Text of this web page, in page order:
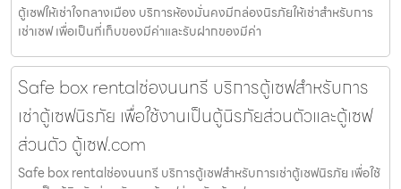
ตู้เซฟให้เช่าใจกลางเมือง บริการห้องมั่นคงมีกล่องนิรภัยให้เช่าสำหรับการ
เช่าเซฟ เพื่อเป็นที่เก็บของมีค่าและรับฝากของมีค่า
Safe box rentalช่องนนทรี บริการตู้เซฟสำหรับการ
เช่าตู้เซฟนิรภัย เพื่อใช้งานเป็นตู้นิรภัยส่วนตัวและตู้เซฟ
ส่วนตัว ตู้เซฟ.com
Safe box rentalช่องนนทรี บริการตู้เซฟสำหรับการเช่าตู้เซฟนิรภัย เพื่อใช้